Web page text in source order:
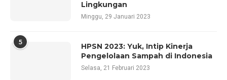
Lingkungan
Minggu, 29 Januari 2023
5
HPSN 2023: Yuk, Intip Kinerja
Pengelolaan Sampah di Indonesia
Selasa, 21 Februari 2023